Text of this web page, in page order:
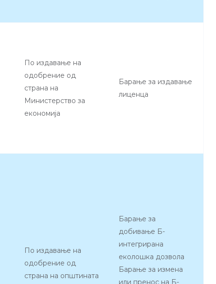
По издавање на
одобрение од
страна на
Министерство за
економија
Барање за издавање
лиценца
По издавање на
одобрение од
страна на општината
Барање за
добивање Б-
интегрирана
еколошка дозвола
Барање за измена
или пренос на Б-